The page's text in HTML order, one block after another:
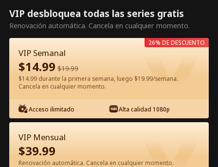
Es un episodio de pago.
Desbloquéalo para verlo.
60Desbloquear ahora
Ver gratis en la app
VIP desbloquea todas las series gratis
Renovación automática. Cancela en cualquier momento.
VIP Semanal
$14.99 $19.99
$14.99 durante la primera semana, luego $19.99/semana.
Cancela en cualquier momento.
Acceso ilimitado Alta calidad 1080p
26% DE DESCUENTO
VIP Mensual
$39.99
Renovación automática. Cancela en cualquier momento.